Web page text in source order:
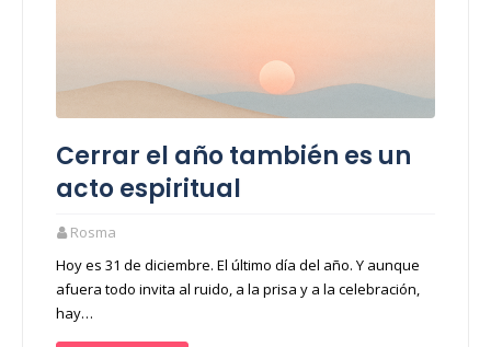
Cerrar el año también es un
acto espiritual
Rosma
Hoy es 31 de diciembre. El último día del año. Y aunque
afuera todo invita al ruido, a la prisa y a la celebración,
hay…